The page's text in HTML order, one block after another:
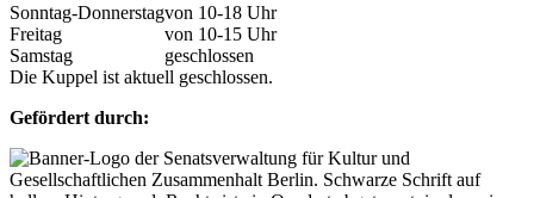
Sonntag-Donnerstagvon 10-18 Uhr
Freitag
von 10-15 Uhr
Samstag
geschlossen
Die Kuppel ist aktuell geschlossen.
Gefördert durch: